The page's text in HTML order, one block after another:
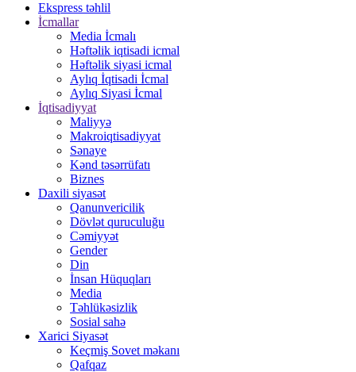
Ekspress təhlil
İcmallar
Media İcmalı
Həftəlik iqtisadi icmal
Həftəlik siyasi icmal
Aylıq İqtisadi İcmal
Aylıq Siyasi İcmal
İqtisadiyyat
Maliyyə
Makroiqtisadiyyat
Sənaye
Kənd təsərrüfatı
Biznes
Daxili siyasət
Qanunvericilik
Dövlət quruculuğu
Cəmiyyət
Gender
Din
İnsan Hüquqları
Media
Təhlükəsizlik
Sosial sahə
Xarici Siyasət
Keçmiş Sovet məkanı
Qafqaz